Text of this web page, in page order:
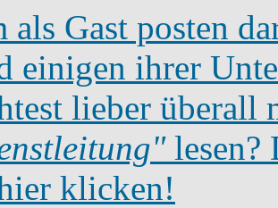
als Gast posten
einigen ihrer
lieber überall
lesen?
klicken!